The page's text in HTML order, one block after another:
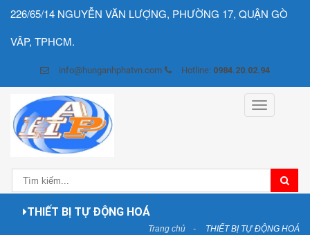
226/65/14 NGUYỄN VĂN LƯỢNG, PHƯỜNG 17, QUẬN GÒ
VÂP, TPHCM.
info@hunganhphatvn.com Hotline: 0984.20.02.94
Toggle
navigation
THIẾT BỊ TỰ ĐỘNG HOÁ
Trang chủ THIẾT BỊ TỰ ĐỘNG HOÁ